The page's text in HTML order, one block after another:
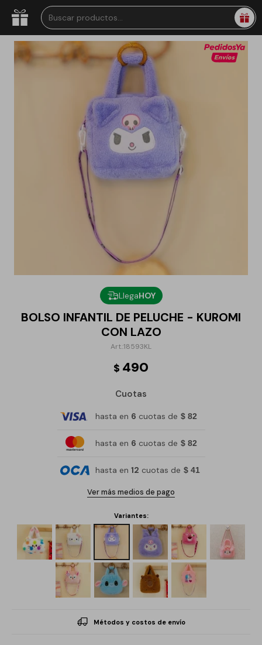
LlegaHOY
BOLSO INFANTIL DE PELUCHE - KUROMI
CON LAZO
18593KL
$ 490
Cuotas
hasta en 6 cuotas de $ 82
hasta en 6 cuotas de $ 82
hasta en 12 cuotas de $ 41
Ver más medios de pago
Variantes:
Métodos y costos de envío